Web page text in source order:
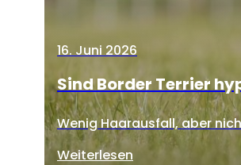
16. Juni 2026
Sind Border Terrier
Wenig Haarausfall, aber
Weiterlesen